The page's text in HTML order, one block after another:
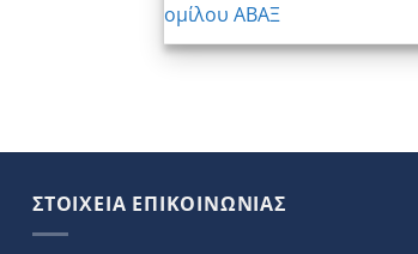
ομίλου ΑΒΑΞ
ΣΤΟΙΧΕΙΑ ΕΠΙΚΟΙΝΩΝΙΑΣ